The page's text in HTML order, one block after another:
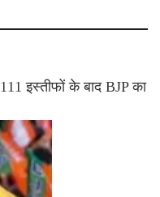
इस्तीफों के बाद BJP का